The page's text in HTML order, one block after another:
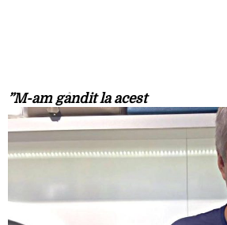
”M-am gândit la acest